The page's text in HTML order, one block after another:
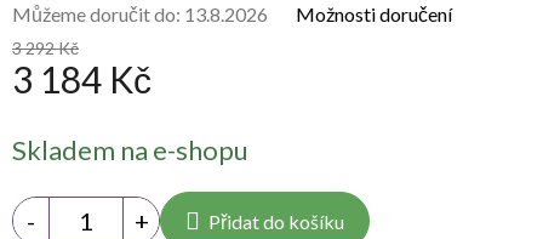
3 292 Kč
3 184 Kč
cena:
Skladem na e-shopu
Můžeme doručit do: 13.8.2026 Možnosti doručení
Přidat do košíku